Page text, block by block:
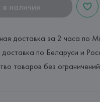
в наличии
доставка за 2 часа по
доставка по Беларуси и
товаров без ограничений